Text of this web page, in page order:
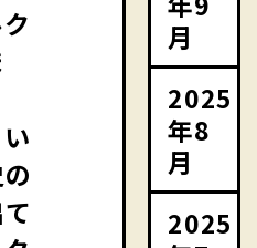
月
2025
年8
月
2025